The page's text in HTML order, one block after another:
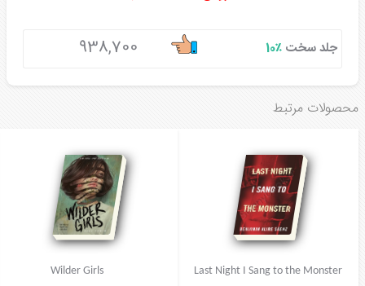
جلد سخت ٪10 938,700
محصولات مرتبط
Last Night I Sang to the Monster
Wilder Girls